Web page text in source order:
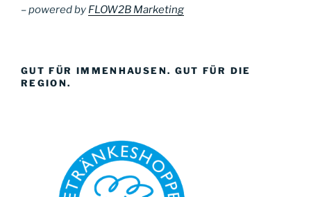
– powered by FLOW2B Marketing
GUT FÜR IMMENHAUSEN. GUT FÜR DIE
REGION.